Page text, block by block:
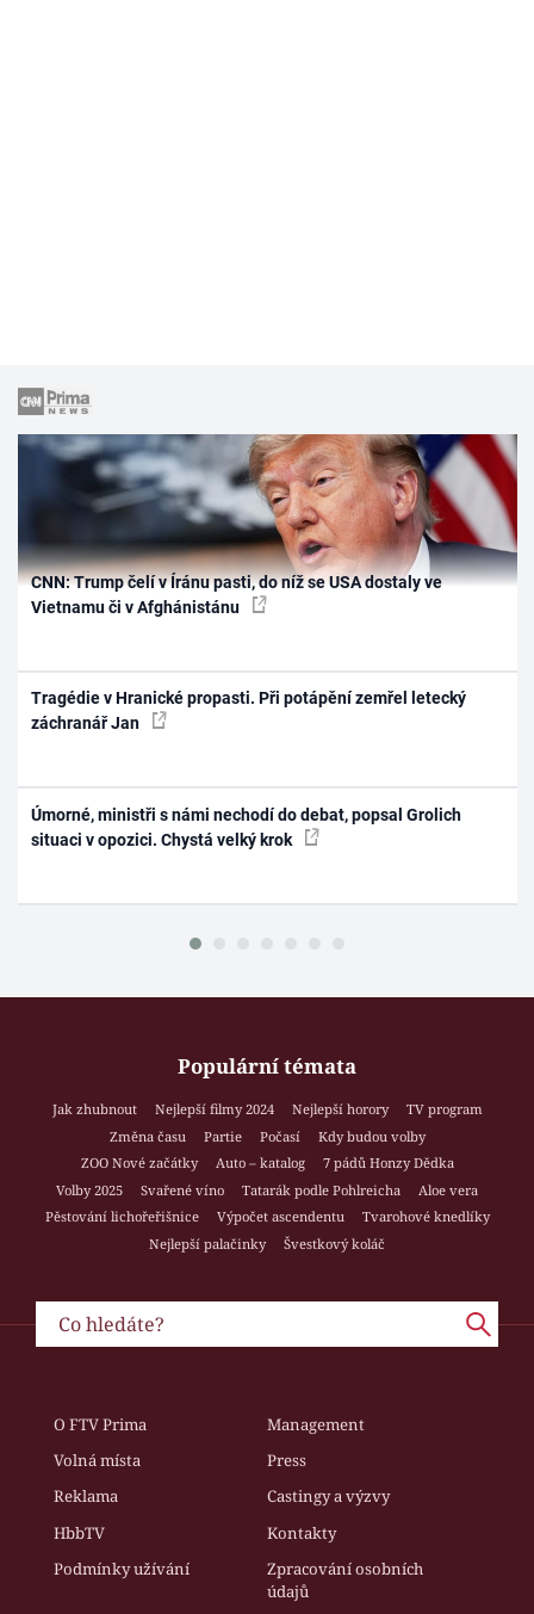
CNN: Trump čelí v Íránu pasti, do níž se USA dostaly ve
Vietnamu či v Afghánistánu
Tragédie v Hranické propasti. Při potápění zemřel letecký
záchranář Jan
Úmorné, ministři s námi nechodí do debat, popsal Grolich
situaci v opozici. Chystá velký krok
Populární témata
Jak zhubnout Nejlepší filmy 2024 Nejlepší horory
TV program
Změna času
Partie Počasí
Kdy budou volby
ZOO Nové začátky
Auto – katalog
7 pádů Honzy Dědka
Volby 2025
Svařené víno Tatarák podle Pohlreicha
Aloe vera
Pěstování lichořeřišnice
Výpočet ascendentu
Tvarohové knedlíky
Nejlepší palačinky
Švestkový koláč
O FTV Prima
Management
Volná místa
Press
Reklama
Castingy a výzvy
HbbTV
Kontakty
Podmínky užívání
Zpracování osobních
údajů